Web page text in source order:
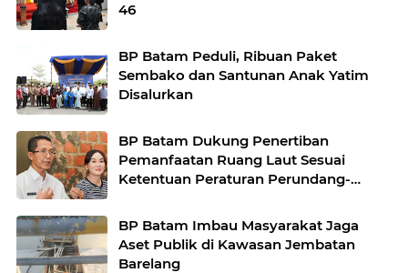
46
BP Batam Peduli, Ribuan Paket
Sembako dan Santunan Anak Yatim
Disalurkan
BP Batam Dukung Penertiban
Pemanfaatan Ruang Laut Sesuai
Ketentuan Peraturan Perundang-
BP Batam Imbau Masyarakat Jaga
Aset Publik di Kawasan Jembatan
Barelang